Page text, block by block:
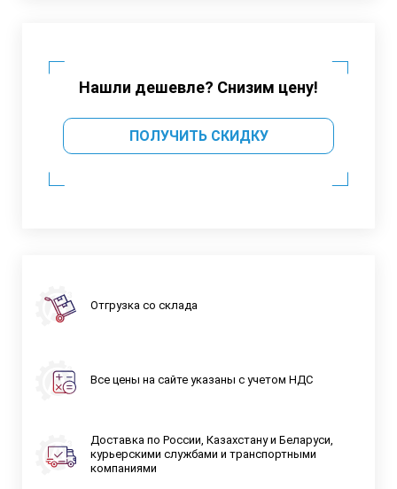
Нашли дешевле? Снизим цену!
ПОЛУЧИТЬ СКИДКУ
Отгрузка со склада
Все цены на сайте указаны с учетом НДС
Доставка по России, Казахстану и Беларуси,
курьерскими службами и транспортными
компаниями